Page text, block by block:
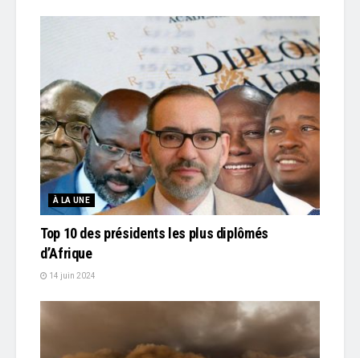
À LA UNE
Top 10 des présidents les plus diplômés
d’Afrique
14 juin 2024